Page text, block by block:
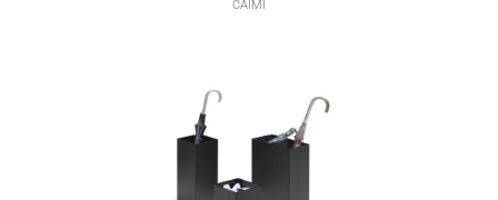
CAIMI